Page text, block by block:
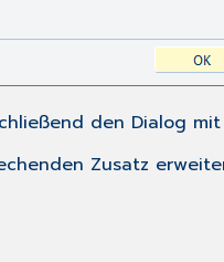
den Dialog mit
Zusatz